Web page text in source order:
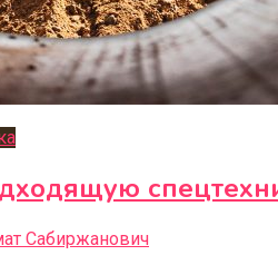
Сабиржанович